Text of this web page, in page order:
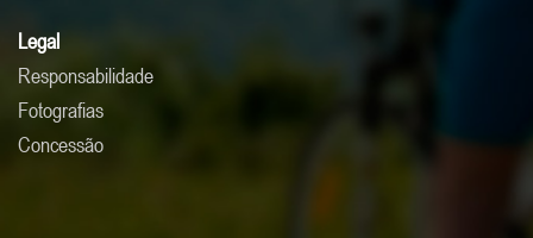
Legal
Responsabilidade
Fotografias
Concessão